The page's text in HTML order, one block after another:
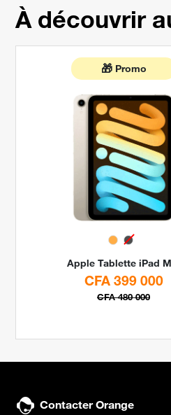
À découvrir
🎁 Promo
Apple Tablette iPad
CFA 399 000
CFA 480 000
Contacter Orange